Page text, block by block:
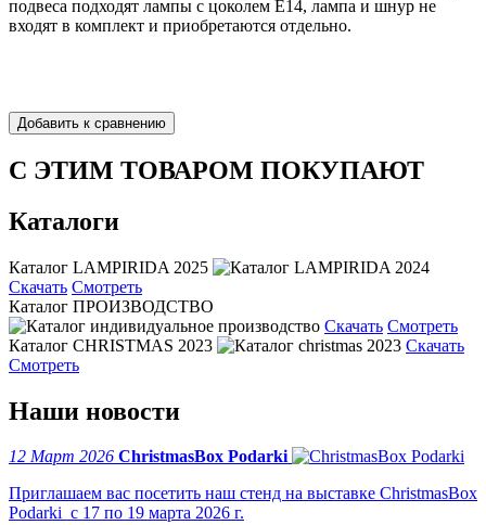
подвеса подходят лампы с цоколем Е14, лампа и шнур не
входят в комплект и приобретаются отдельно.
С ЭТИМ ТОВАРОМ ПОКУПАЮТ
Каталоги
Каталог LAMPIRIDA 2025
Скачать Смотреть
Каталог ПРОИЗВОДСТВО
Скачать Смотреть
Каталог CHRISTMAS 2023
Скачать
Смотреть
Наши новости
12 Март 2026 ChristmasBox Podarki
Приглашаем вас посетить наш стенд на выставке ChristmasBox
Podarki с 17 по 19 марта 2026 г.